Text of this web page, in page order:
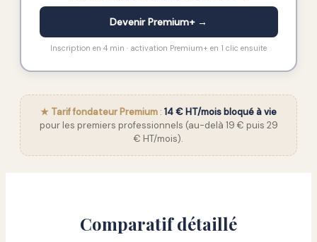
Devenir Premium+ →
Inscription en 4 min · activation Premium+ en 1 clic ensuite
★ Tarif fondateur Premium : 14 € HT/mois bloqué à vie
pour les premiers professionnels (au-delà 19 € puis 29
€ HT/mois).
Comparatif détaillé